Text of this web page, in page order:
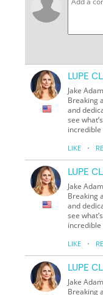
LUPE
Jake
Breaking
and
see
LIKE ·
LUPE
Jake
Breaking
and
see
LIKE ·
LUPE
Jake
Breaking